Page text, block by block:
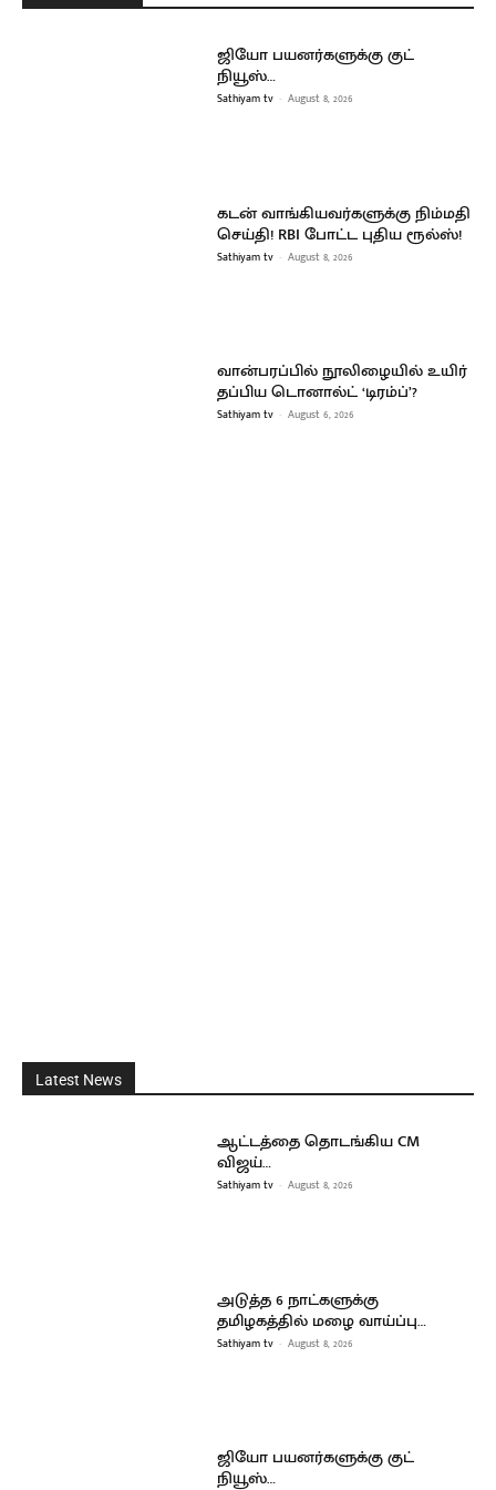
ஜியோ பயனர்களுக்கு குட்
நியூஸ்…
Sathiyam tv - August 8, 2026
கடன் வாங்கியவர்களுக்கு நிம்மதி
செய்தி! RBI போட்ட புதிய ரூல்ஸ்!
Sathiyam tv - August 8, 2026
வான்பரப்பில் நூலிழையில் உயிர்
தப்பிய டொனால்ட் ‘டிரம்ப்’?
Sathiyam tv - August 6, 2026
Latest News
ஆட்டத்தை தொடங்கிய CM
விஜய்…
Sathiyam tv - August 8, 2026
அடுத்த 6 நாட்களுக்கு
தமிழகத்தில் மழை வாய்ப்பு…
Sathiyam tv - August 8, 2026
ஜியோ பயனர்களுக்கு குட்
நியூஸ்…